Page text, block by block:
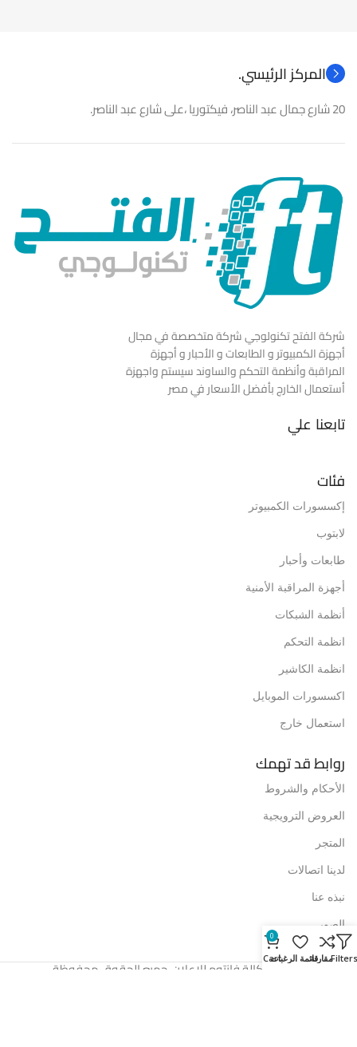
المركز الرئيسي.
20 شارع جمال عبد الناصر، فيكتوريا ،على شارع عبد الناصر.
شركة الفتح تكنولوجي شركة متخصصة في مجال
أجهزة الكمبيوتر و الطابعات و الأحبار و أجهزة
المراقبة وأنظمة التحكم والساوند سيستم واجهزة
أستعمال الخارج بأفضل الأسعار في مصر
تابعنا علي
فئات
إكسسورات الكمبيوتر
لابتوب
طابعات وأحبار
أجهزة المراقبة الأمنية
أنظمة الشبكات
انظمة التحكم
انظمة الكاشير
اكسسورات الموبايل
استعمال خارج
روابط قد تهمك
الأحكام والشروط
العروض الترويجية
المتجر
لدينا اتصالات
نبذه عنا
الصور
© 2024 وكالة فانتوم للإعلان. جميع الحقوق محفوظة. مقارنةقائمة الرغبات
0
Cart